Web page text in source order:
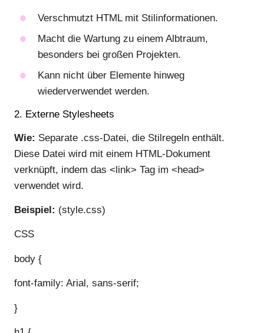
Verschmutzt HTML mit Stilinformationen.
Macht die Wartung zu einem Albtraum,
besonders bei großen Projekten.
Kann nicht über Elemente hinweg
wiederverwendet werden.
2. Externe Stylesheets
Wie: Separate .css-Datei, die Stilregeln enthält.
Diese Datei wird mit einem HTML-Dokument
verknüpft, indem das <link> Tag im <head>
verwendet wird.
Beispiel: (style.css)
CSS
body {
font-family: Arial, sans-serif;
}